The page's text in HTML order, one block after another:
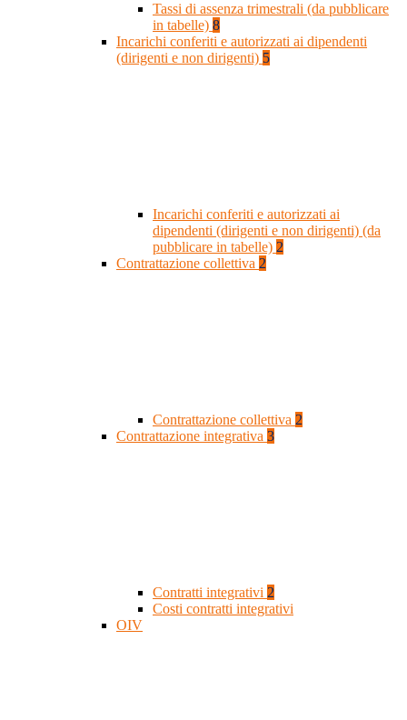
Tassi di assenza trimestrali (da pubblicare
in tabelle) 8
Incarichi conferiti e autorizzati ai dipendenti
(dirigenti e non dirigenti) 5
Incarichi conferiti e autorizzati ai
dipendenti (dirigenti e non dirigenti) (da
pubblicare in tabelle) 2
Contrattazione collettiva 2
Contrattazione collettiva 2
Contrattazione integrativa 3
Contratti integrativi 2
Costi contratti integrativi
OIV